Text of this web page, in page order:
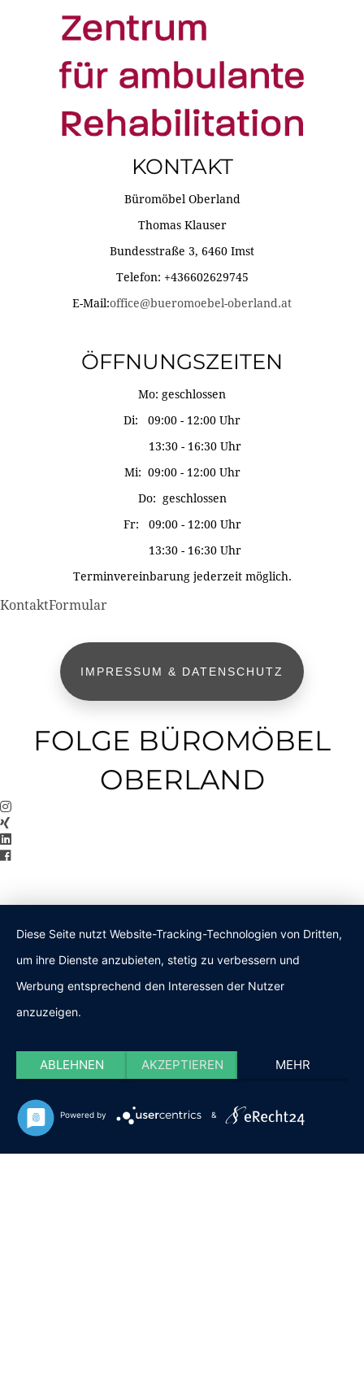
KONTAKT
Büromöbel Oberland
Thomas Klauser
Bundesstraße 3, 6460 Imst
Telefon: +436602629745
E-Mail:office@bueromoebel-oberland.at
ÖFFNUNGSZEITEN
Mo: geschlossen
Di: 09:00 - 12:00 Uhr
13:30 - 16:30 Uhr
Mi: 09:00 - 12:00 Uhr
Do: geschlossen
Fr: 09:00 - 12:00 Uhr
13:30 - 16:30 Uhr
Terminvereinbarung jederzeit möglich.
KontaktFormular
IMPRESSUM & DATENSCHUTZ
FOLGE BÜROMÖBEL
OBERLAND
Diese Seite nutzt Website-Tracking-Technologien von Dritten,
um ihre Dienste anzubieten, stetig zu verbessern und
Werbung entsprechend den Interessen der Nutzer
anzuzeigen.
ABLEHNEN AKZEPTIEREN MEHR
Powered by &